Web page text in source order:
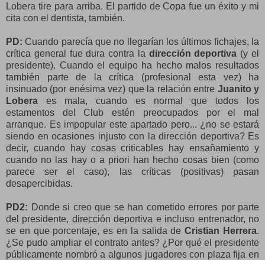
Lobera tire para arriba. El partido de Copa fue un éxito y mi
cita con el dentista, también.
PD: Cuando parecía que no llegarían los últimos fichajes, la
crítica general fue dura contra la dirección deportiva (y el
presidente). Cuando el equipo ha hecho malos resultados
también parte de la crítica (profesional esta vez) ha
insinuado (por enésima vez) que la relación entre Juanito y
Lobera es mala, cuando es normal que todos los
estamentos del Club estén preocupados por el mal
arranque. Es impopular este apartado pero... ¿no se estará
siendo en ocasiones injusto con la dirección deportiva? Es
decir, cuando hay cosas criticables hay ensañamiento y
cuando no las hay o a priori han hecho cosas bien (como
parece ser el caso), las críticas (positivas) pasan
desapercibidas.
PD2: Donde si creo que se han cometido errores por parte
del presidente, dirección deportiva e incluso entrenador, no
se en que porcentaje, es en la salida deCristian Herrera.
¿Se pudo ampliar el contrato antes? ¿Por qué el presidente
públicamente nombró a algunos jugadores con plaza fija en